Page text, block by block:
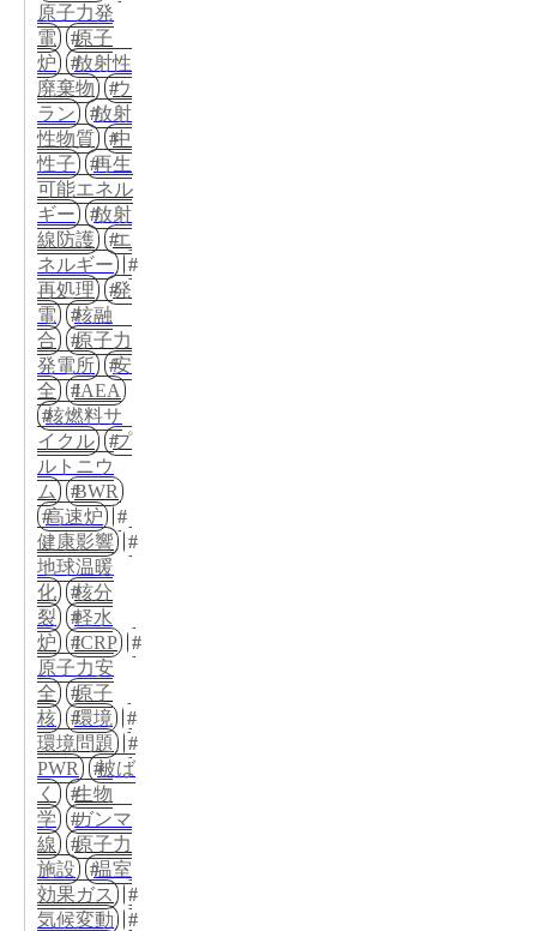
原子力発
電
原子
炉
放射性
廃棄物
ウ
ラン
放射
性物質
中
性子
再生
可能エネル
ギー
放射
線防護
エ
ネルギー
再処理
発
電
核融
合
原子力
発電所
安
全
IAEA
核燃料サ
イクル
プ
ルトニウ
ム
BWR
高速炉
健康影響
地球温暖
化
核分
裂
軽水
炉
ICRP
原子力安
全
原子
核
環境
環境問題
PWR
被ば
く
生物
学
ガンマ
線
原子力
施設
温室
効果ガス
気候変動